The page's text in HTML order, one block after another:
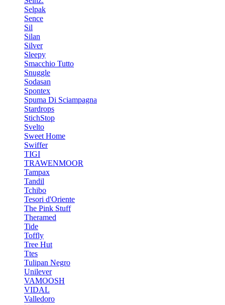
Selpak
Sence
Sil
Silan
Silver
Sleepy
Smacchio Tutto
Snuggle
Sodasan
Spontex
Spuma Di Sciampagna
Stardrops
StichStop
Svelto
Sweet Home
Swiffer
TIGI
TRAWENMOOR
Tampax
Tandil
Tchibo
Tesori d'Oriente
The Pink Stuff
Theramed
Tide
Toffly
Tree Hut
Ttes
Tulipan Negro
Unilever
VAMOOSH
VIDAL
Valledoro